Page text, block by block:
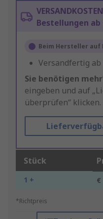
Bestellungen ab
Beim Hersteller auf
Versandfertig ab
Sie benötigen
eingeben und auf
überprüfen“ klicken.
Stück
1 + €
*Richtpreis